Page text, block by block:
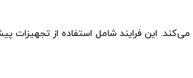
این فرایند شامل استفاده از تجهیزات